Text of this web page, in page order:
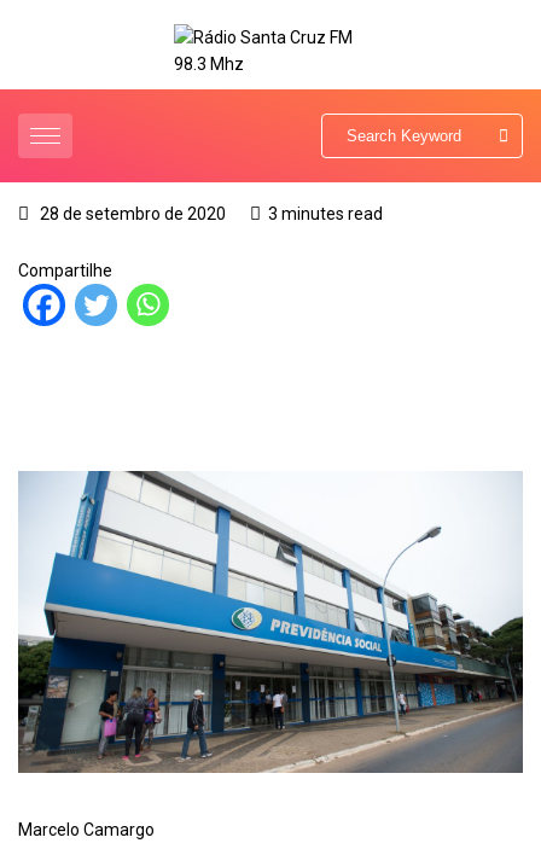
28 de setembro de 2020 3 minutes read
Compartilhe
Marcelo Camargo